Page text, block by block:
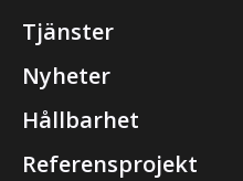
Tjänster
Nyheter
Hållbarhet
Referensprojekt